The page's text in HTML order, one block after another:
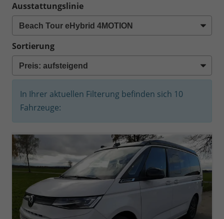
Ausstattungslinie
Sortierung
In Ihrer aktuellen Filterung befinden sich 10
Fahrzeuge: